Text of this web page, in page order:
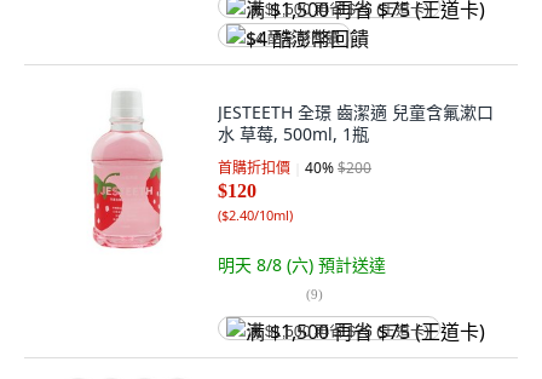
满 $1,500 再省 $75 (王道卡)
$4 酷澎幣回饋
JESTEETH 全璟 齒潔適 兒童含氟漱口
水 草莓, 500ml, 1瓶
首購折扣價 40%$200
$120
($2.40/10ml)
明天 8/8 (六) 預計送達
(9)
满 $1,500 再省 $75 (王道卡)